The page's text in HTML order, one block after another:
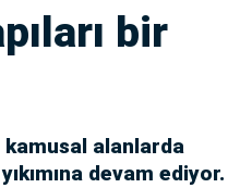
bir
kamusal alanlarda
devam ediyor.